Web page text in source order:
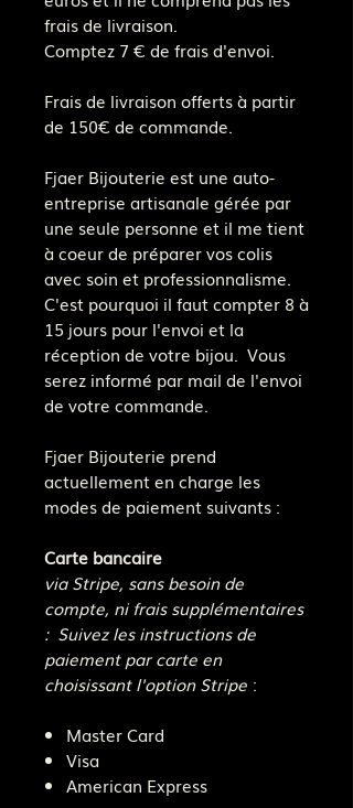
frais de livraison.
Comptez 7 € de frais d'envoi.
Frais de livraison offerts à partir
de 150€ de commande.
Fjaer Bijouterie est une auto-
entreprise artisanale gérée par
une seule personne et il me tient
à coeur de préparer vos colis
avec soin et professionnalisme.
C'est pourquoi il faut compter 8 à
15 jours pour l'envoi et la
réception de votre bijou. Vous
serez informé par mail de l'envoi
de votre commande.
Fjaer Bijouterie prend
actuellement en charge les
modes de paiement suivants :
Carte bancaire
via Stripe, sans besoin de
compte, ni frais supplémentaires
: Suivez les instructions de
paiement par carte en
choisissant l'option Stripe :
Master Card
Visa
American Express